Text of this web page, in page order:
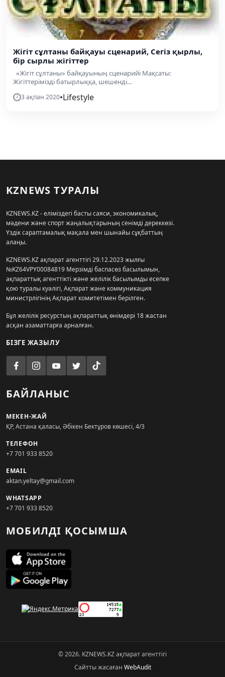
Жігіт сұлтаны байқауы сценарий, Сегіз қырлы,
бір сырлы жігіттер
«Жігіт сұлтаны» байқауының сценарийі Мақсаты:
Жігіттерімізді батырлыққа, шешенді...
3 ақпан 2020•Lifestyle
KZNEWS ТУРАЛЫ
KZNEWS.KZ - еліміздегі басты саяси, экономикалық,
мәдени және спорт жаңалықтарының сенімді дереккөзі.
Үздік сараптамалық мақала мен шынайы сұқбаттың
алаңы.
KZNEWS.KZ ақпарат агенттігі 29.12.2023 жылғы
№KZ64VPY00084819 Мерзімді баспасөз басылымын,
ақпараттық агенттікті және желілік басылымды есепке
қою туралы куәлігі, Ақпарат және коммуникация
министрлігінің Ақпарат комитетімен берілген.
Бұл желілік ресурстың ақпараттық өнімдері 18 жастан
асқан азаматтарға арналған.
БІЗГЕ ЖАЗЫЛУ
БАЙЛАНЫС
МЕКЕН-ЖАЙ
ҚР, Астана қаласы, Әбікен Бектұров көшесі, 4/3
ТЕЛЕФОН
+7 701 933 8520
EMAIL
aktan.yeltay@gmail.com
WHATSAPP
+7 701 933 8520
МОБИЛДІ ҚОСЫМША
© 2026. KZNEWS.KZ ақпарат агенттігі
Сайтты жасаған WebAudit